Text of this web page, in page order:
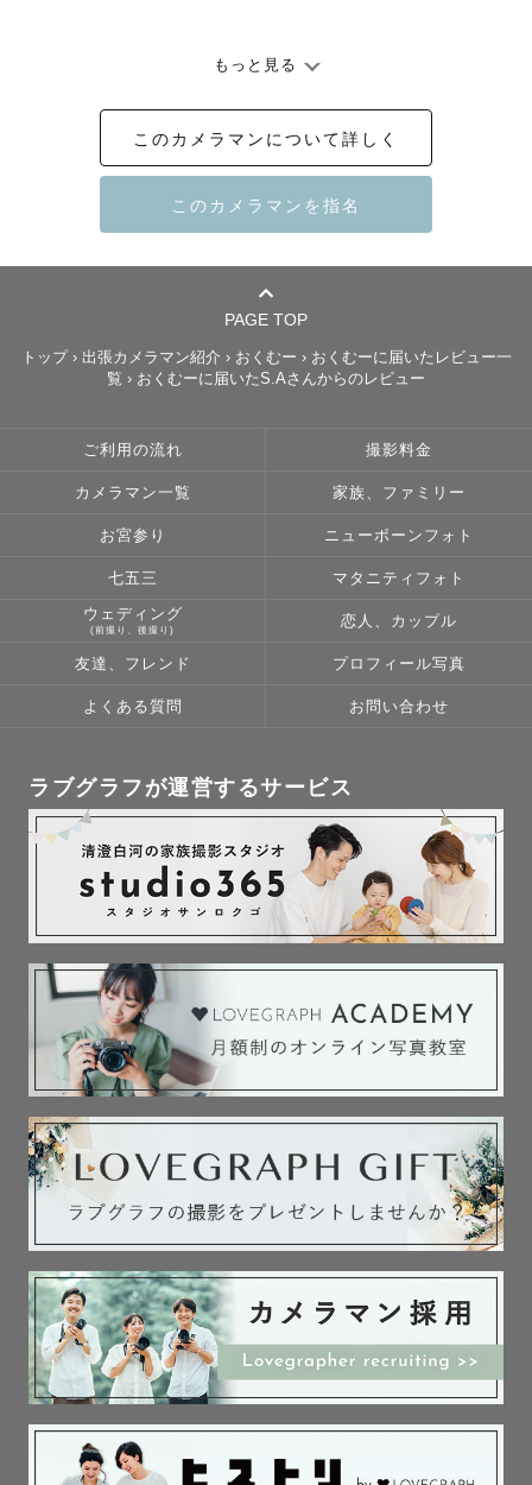
皆様と共に思い出つくりをお手伝いいたします📸
キッズフォトスタジオの経験がある為
お宮参り、七五三、お子様の撮影が得意です🌟
バースデーフォト、ナチュラルニューボン、マタニティ
カップル撮影やウェディング撮影スタジオ時代の経験を生
フォトスタジオの経験がある為
着物の着崩れ対応いたします🌈
撮影時は綺麗に着物も残しましょう‼
【撮影について】
「初めての撮影緊張する…」
「うまく笑えるかな…？」
「子供がちゃんと泣かずに撮影できるかな…？」
安心してください🙆
多くのゲスト様が初めての撮影で同じような
不安を持っています…
特にお子様は泣いているときもふてくされている顔も笑顔
も
全てが思い出です😊😢
お子様のペースに合わせて撮影していきますので
ご安心ください‼
撮影中はお話ししながら
楽しんで特別な1日にしましょう‼
もっと見る
このカメラマンについて詳しく
PAGE TOP
トップ› 出張カメラマン紹介 › おくむー › おくむーに届いたレビュー一
覧 › おくむーに届いたS.Aさんからのレビュー
ご利用の流れ 撮影料金
カメラマン一覧 家族、ファミリー
お宮参り ニューボーンフォト
七五三 マタニティフォト
ウェディング
(前撮り、後撮り)
恋人、カップル
友達、フレンド プロフィール写真
よくある質問 お問い合わせ
ラブグラフが運営するサービス